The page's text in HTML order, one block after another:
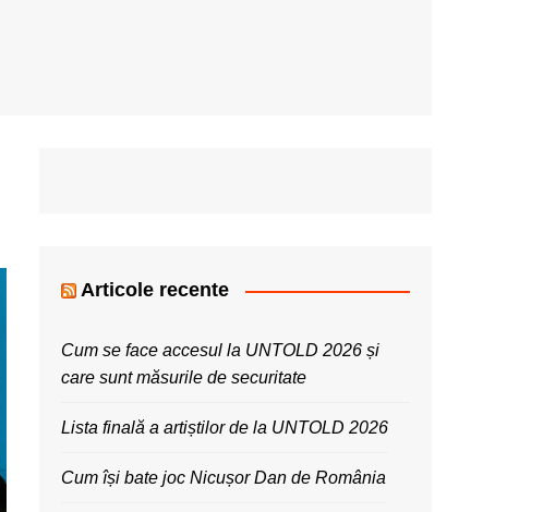
Articole recente
Cum se face accesul la UNTOLD 2026 și
care sunt măsurile de securitate
Lista finală a artiștilor de la UNTOLD 2026
Cum își bate joc Nicușor Dan de România